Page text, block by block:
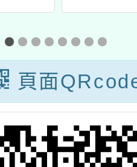
計畫-
樣?
座博
坊
頁面